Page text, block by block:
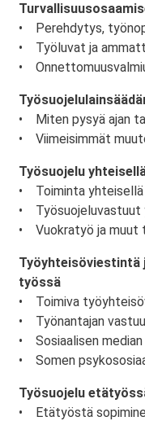
• Perehdytys,
• Työluvat ja
•
• Miten pysyä ajan
• Viimeisimmät
Työsuojelu
• Toiminta
• Työsuojeluvastuut
• Vuokratyö ja muut
Työyhteisöviestintä
työssä
• Toimiva
• Työnantajan
• Sosiaalisen
• Somen
Työsuojelu
• Etätyöstä